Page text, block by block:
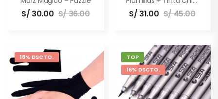
S/ 30.00 S/36.00 S/ 31.00 S/45.00
18% DSCTO.
TOP
16% DSCTO.